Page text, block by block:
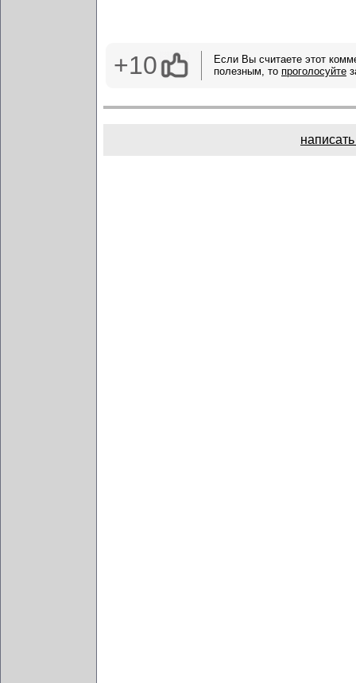
+10
Если Вы считаете этот
полезным, то проголосуйте